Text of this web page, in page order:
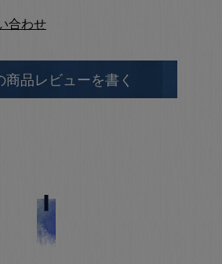
合わせ
商品レビューを書く